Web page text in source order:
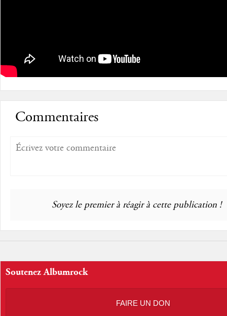
Commentaires
Soyez le premier à réagir à cette publication !
Soutenez Albumrock
FAIRE UN DON